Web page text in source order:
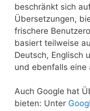
beschränkt sich
Übersetzungen,
frischere
basiert teilweise
Deutsch, Englisch
und ebenfalls
Auch Google hat
bieten: Unter